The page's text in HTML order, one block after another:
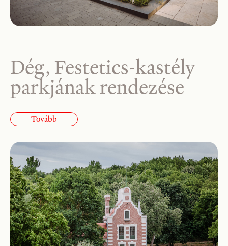
Dég, Festetics-kastély
parkjának rendezése
Tovább